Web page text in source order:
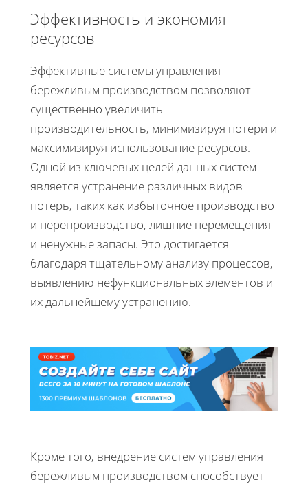
Эффективность и экономия
ресурсов
Эффективные системы управления
бережливым производством позволяют
существенно увеличить
производительность, минимизируя потери и
максимизируя использование ресурсов.
Одной из ключевых целей данных систем
является устранение различных видов
потерь, таких как избыточное производство
и перепроизводство, лишние перемещения
и ненужные запасы. Это достигается
благодаря тщательному анализу процессов,
выявлению нефункциональных элементов и
их дальнейшему устранению.
Кроме того, внедрение систем управления
бережливым производством способствует